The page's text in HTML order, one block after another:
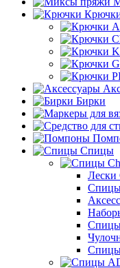
Бирки
Спицы
Лески
Спицы
Спицы